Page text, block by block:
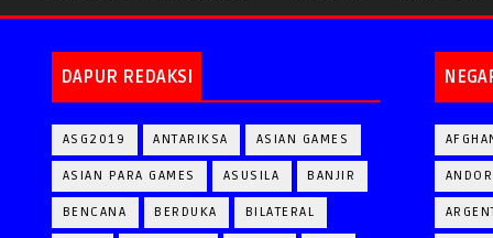
DAPUR REDAKSI
ASG2019 ANTARIKSA ASIAN GAMES
ASIAN PARA GAMES ASUSILA BANJIR
BENCANA BERDUKA BILATERAL